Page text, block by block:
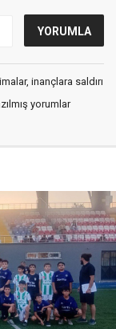
inançlara saldırı
yorumlar